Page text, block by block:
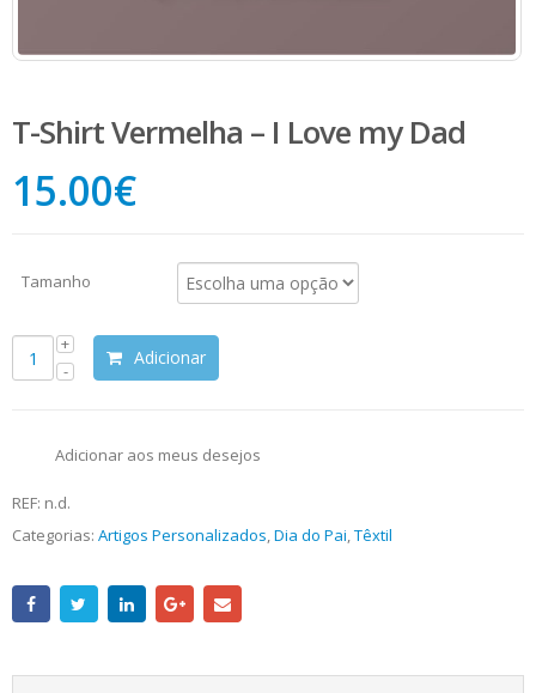
T-Shirt Vermelha – I Love my Dad
15.00€
Tamanho
Adicionar
Adicionar aos meus desejos
REF: n.d.
Categorias: Artigos Personalizados Dia do Pai Têxtil